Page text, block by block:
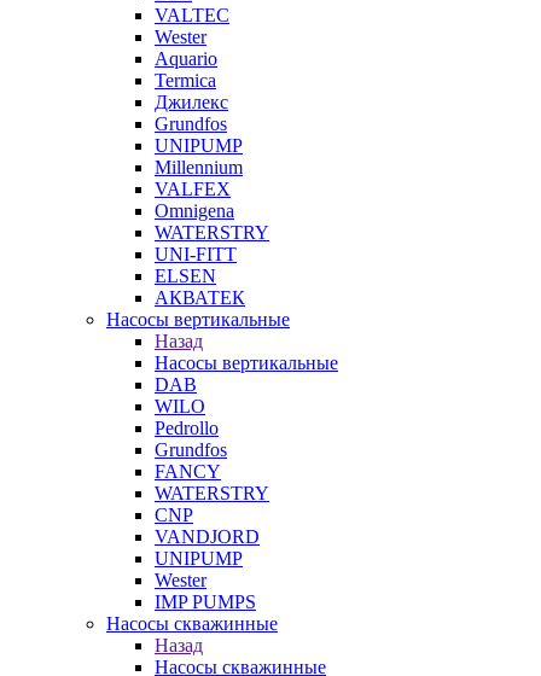
VALTEC
Wester
Aquario
Termica
Джилекс
Grundfos
UNIPUMP
Millennium
VALFEX
Omnigena
WATERSTRY
UNI-FITT
ELSEN
АКВАТЕК
Насосы вертикальные
Назад
Насосы вертикальные
DAB
WILO
Pedrollo
Grundfos
FANCY
WATERSTRY
CNP
VANDJORD
UNIPUMP
Wester
IMP PUMPS
Насосы скважинные
Назад
Насосы скважинные